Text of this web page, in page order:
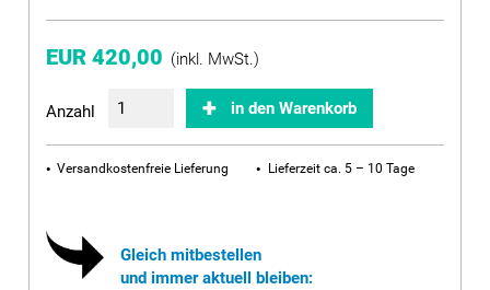
EUR 420,00 (inkl. MwSt.)
Anzahl in den Warenkorb
Versandkostenfreie Lieferung Lieferzeit ca. 5 – 10 Tage
Gleich mitbestellen
und immer aktuell bleiben: